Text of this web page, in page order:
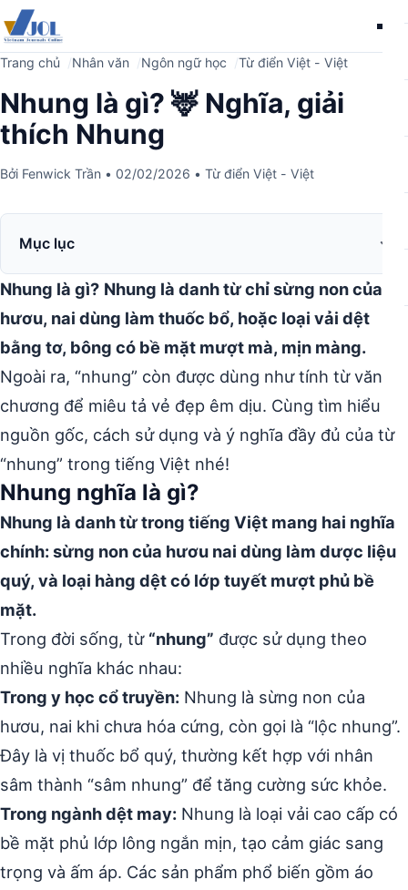
Trang chủ Nhân văn Ngôn ngữ học Từ điển Việt - Việt
Nhung là gì? 🦌 Nghĩa, giải
thích Nhung
Bởi Fenwick Trần • 02/02/2026 • Từ điển Việt - Việt
Mục lục
Nhung là gì? Nhung là danh từ chỉ sừng non của
hươu, nai dùng làm thuốc bổ, hoặc loại vải dệt
bằng tơ, bông có bề mặt mượt mà, mịn màng.
Ngoài ra, “nhung” còn được dùng như tính từ văn
chương để miêu tả vẻ đẹp êm dịu. Cùng tìm hiểu
nguồn gốc, cách sử dụng và ý nghĩa đầy đủ của từ
“nhung” trong tiếng Việt nhé!
Nhung nghĩa là gì?
Nhung là danh từ trong tiếng Việt mang hai nghĩa
chính: sừng non của hươu nai dùng làm dược liệu
quý, và loại hàng dệt có lớp tuyết mượt phủ bề
mặt.
Trong đời sống, từ “nhung” được sử dụng theo
nhiều nghĩa khác nhau:
Trong y học cổ truyền: Nhung là sừng non của
hươu, nai khi chưa hóa cứng, còn gọi là “lộc nhung”.
Đây là vị thuốc bổ quý, thường kết hợp với nhân
sâm thành “sâm nhung” để tăng cường sức khỏe.
Trong ngành dệt may: Nhung là loại vải cao cấp có
bề mặt phủ lớp lông ngắn mịn, tạo cảm giác sang
trọng và ấm áp. Các sản phẩm phổ biến gồm áo